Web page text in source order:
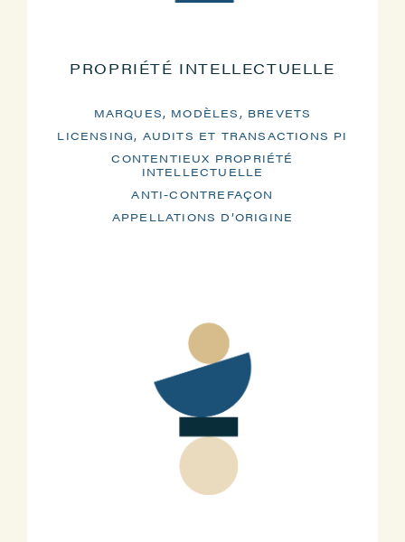
PROPRIÉTÉ INTELLECTUELLE
MARQUES, MODÈLES, BREVETS
LICENSING, AUDITS ET TRANSACTIONS PI
CONTENTIEUX PROPRIÉTÉ
INTELLECTUELLE
ANTI-CONTREFAÇON
APPELLATIONS D’ORIGINE